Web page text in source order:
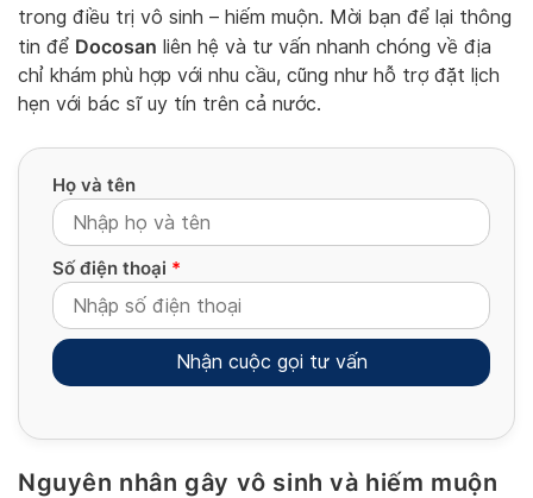
trong điều trị vô sinh – hiếm muộn. Mời bạn để lại thông
tin để Docosan liên hệ và tư vấn nhanh chóng về địa
chỉ khám phù hợp với nhu cầu, cũng như hỗ trợ đặt lịch
hẹn với bác sĩ uy tín trên cả nước.
Họ và tên
Số điện thoại *
Alternative:
Nguyên nhân gây vô sinh và hiếm muộn